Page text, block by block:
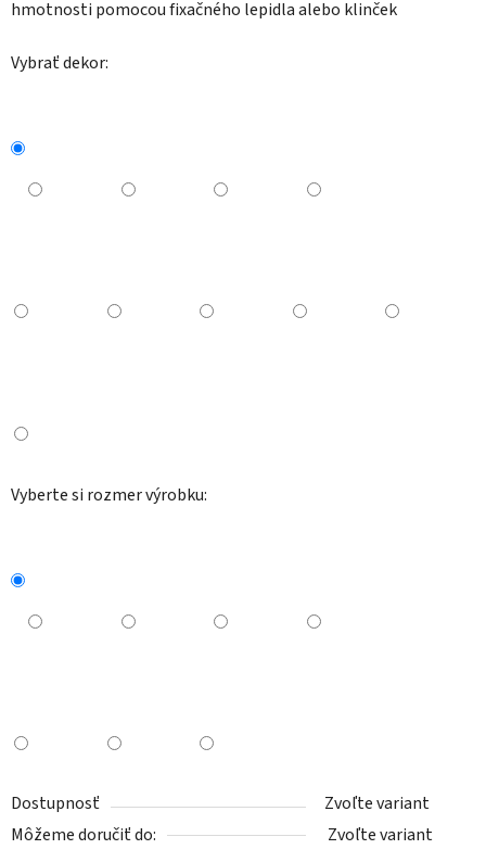
hmotnosti pomocou fixačného lepidla alebo klinček
Vybrať dekor:
Vyberte si rozmer výrobku:
Dostupnosť
Zvoľte variant
Môžeme doručiť do:
Zvoľte variant